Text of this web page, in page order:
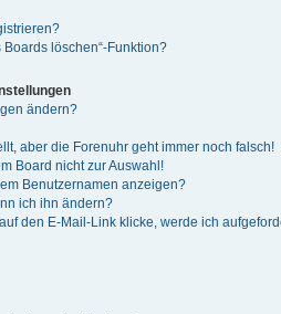
löschen“-Funktion?
ändern?
aber die Forenuhr geht immer noch falsch!
Board nicht zur Auswahl!
Benutzernamen anzeigen?
ich ihn ändern?
den E-Mail-Link klicke, werde ich